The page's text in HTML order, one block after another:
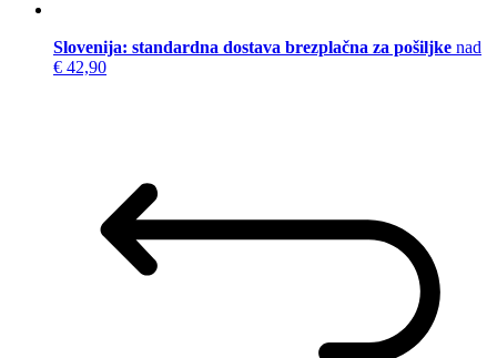
Slovenija: standardna dostava brezplačna za pošiljke nad
€ 42,90